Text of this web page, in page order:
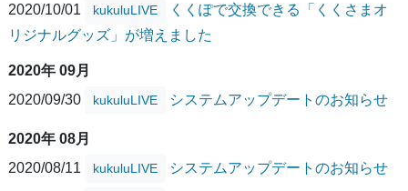
2020/10/01
kukuluLIVE
くくぽで交換できる「くくさまオ
リジナルグッズ」が増えました
2020年 09月
2020/09/30
kukuluLIVE システムアップデートのお知らせ
2020年 08月
2020/08/11
kukuluLIVE システムアップデートのお知らせ